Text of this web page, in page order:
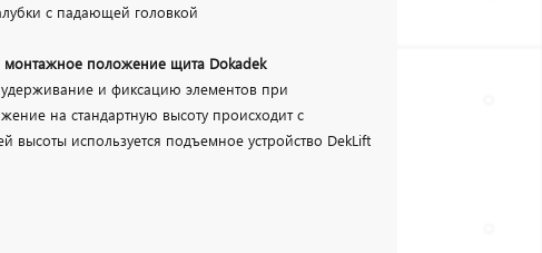
с падающей головкой
положение щита Dokadek
и фиксацию элементов при
на стандартную высоту происходит с
используется подъемное устройство DekLift